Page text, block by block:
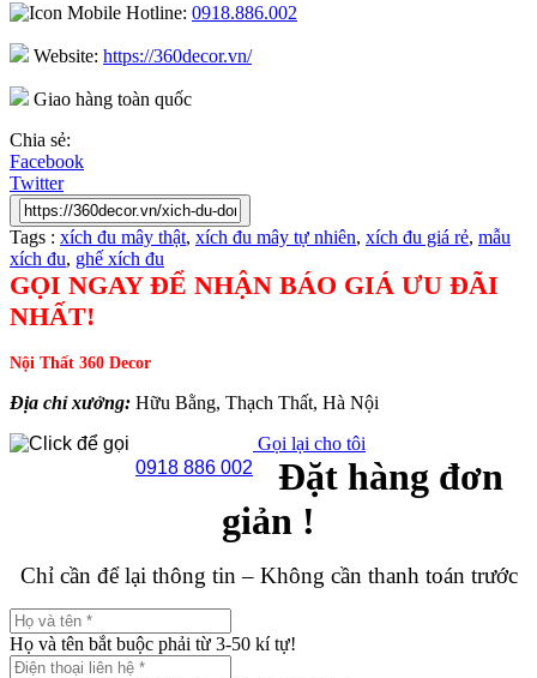
Hotline: 0918.886.002
Website: https://360decor.vn/
Giao hàng toàn quốc
Chia sẻ:
Facebook
Twitter
Tags : xích đu mây thật, xích đu mây tự nhiên, xích đu giá rẻ, mẫu
xích đu, ghế xích đu
GỌI NGAY ĐỂ NHẬN BÁO GIÁ ƯU ĐÃI
NHẤT!
Nội Thất 360 Decor
Địa chỉ xưởng: Hữu Bằng, Thạch Thất, Hà Nội
0918 886 002
Gọi lại cho tôi
Đặt hàng đơn
giản !
Chỉ cần để lại thông tin – Không cần thanh toán trước
Họ và tên bắt buộc phải từ 3-50 kí tự!